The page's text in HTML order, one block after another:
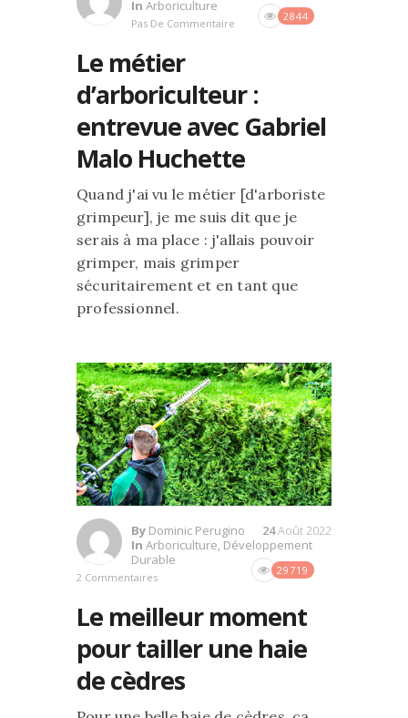
In Arboriculture
Pas De Commentaire
2844
Le métier
d’arboriculteur :
entrevue avec Gabriel
Malo Huchette
Quand j'ai vu le métier [d'arboriste
grimpeur], je me suis dit que je
serais à ma place : j'allais pouvoir
grimper, mais grimper
sécuritairement et en tant que
professionnel.
By Dominic Perugino
In Arboriculture, Développement
Durable
2 Commentaires
29719
24Août 2022
Le meilleur moment
pour tailler une haie
de cèdres